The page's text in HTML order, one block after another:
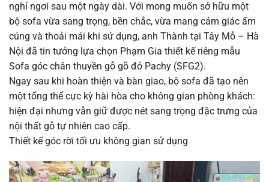
nghỉ ngơi sau một ngày dài. Với mong muốn sở hữu một
bộ sofa vừa sang trọng, bền chắc, vừa mang cảm giác ấm
cúng và thoải mái khi sử dụng, anh Thành tại Tây Mỗ – Hà
Nội đã tin tưởng lựa chọn Phạm Gia thiết kế riêng mẫu
Sofa góc chân thuyền gỗ gõ đỏ Pachy (SFG2).
Ngay sau khi hoàn thiện và bàn giao, bộ sofa đã tạo nên
một tổng thể cực kỳ hài hòa cho không gian phòng khách:
hiện đại nhưng vẫn giữ được nét sang trọng đặc trưng của
nội thất gỗ tự nhiên cao cấp.
Thiết kế góc rời tối ưu không gian sử dụng